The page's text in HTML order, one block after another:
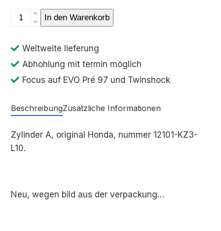
war:
€1.098,99
ist:
€744,95.
Zylinder
A,
OEM
Menge
In den Warenkorb
Weltweite lieferung
Abhohlung mit termin möglich
Focus auf EVO Pré 97 und Twinshock
BeschreibungZusätzliche Informationen
Zylinder A, original Honda, nummer 12101-KZ3-
L10.
Neu, wegen bild aus der verpackung…